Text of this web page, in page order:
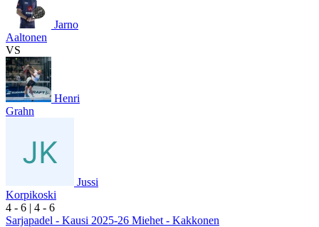
Jarno
Aaltonen
VS
Henri
Grahn
Jussi
Korpikoski
4 - 6 | 4 - 6
Sarjapadel - Kausi 2025-26 Miehet - Kakkonen